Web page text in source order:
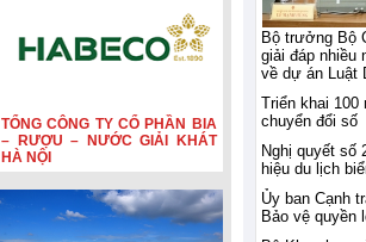
TỔNG CÔNG TY CỔ PHẦN BIA
– RƯỢU – NƯỚC GIẢI KHÁT
HÀ NỘI
Bộ trưởng Bộ
giải đáp nhiều
về dự án Luật
Triển khai 100
chuyển đổi số
Nghị quyết số
hiệu du lịch
Ủy ban Cạnh
Bảo vệ quyền